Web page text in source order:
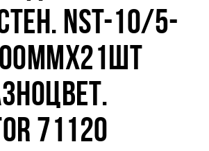
NST-10/5-
71120